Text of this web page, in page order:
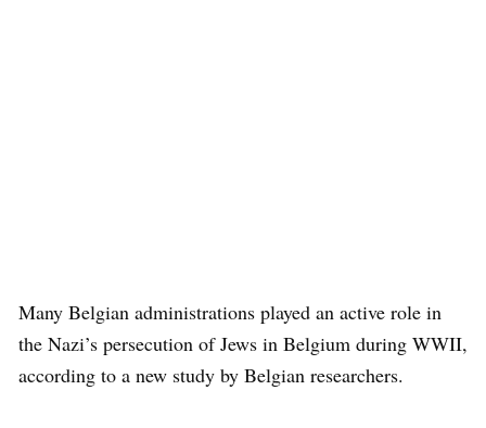
Many Belgian administrations played an active role in
the Nazi’s persecution of Jews in Belgium during WWII,
according to a new study by Belgian researchers.